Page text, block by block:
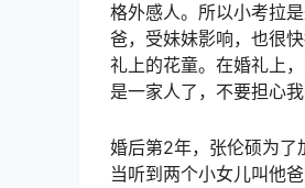
格外感人。所以小考拉
爸，受妹妹影响，也很
礼上的花童。在婚礼上
是一家人了，不要担心
婚后第2年，张伦硕为了
当听到两个小女儿叫他